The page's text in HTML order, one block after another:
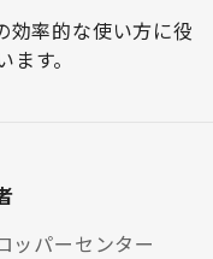
率的な使い方に役
す。
ッパーセンター